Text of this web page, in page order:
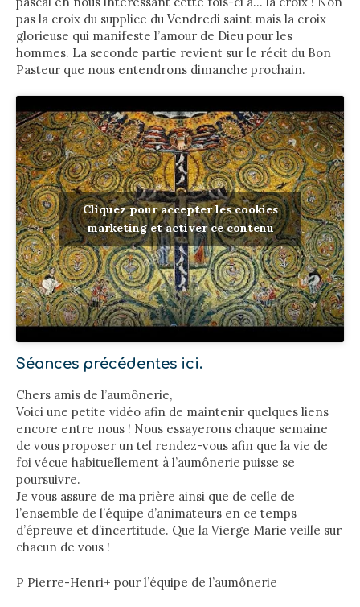
pas la croix du supplice du Vendredi saint mais la croix
glorieuse qui manifeste l’amour de Dieu pour les
hommes. La seconde partie revient sur le récit du Bon
Pasteur que nous entendrons dimanche prochain.
Cliquez pour accepter les cookies
marketing et activer ce contenu
Séances précédentes ici.
Chers amis de l’aumônerie,
Voici une petite vidéo afin de maintenir quelques liens
encore entre nous ! Nous essayerons chaque semaine
de vous proposer un tel rendez-vous afin que la vie de
foi vécue habituellement à l’aumônerie puisse se
poursuivre.
Je vous assure de ma prière ainsi que de celle de
l’ensemble de l’équipe d’animateurs en ce temps
d’épreuve et d’incertitude. Que la Vierge Marie veille sur
chacun de vous !
P Pierre-Henri+ pour l’équipe de l’aumônerie